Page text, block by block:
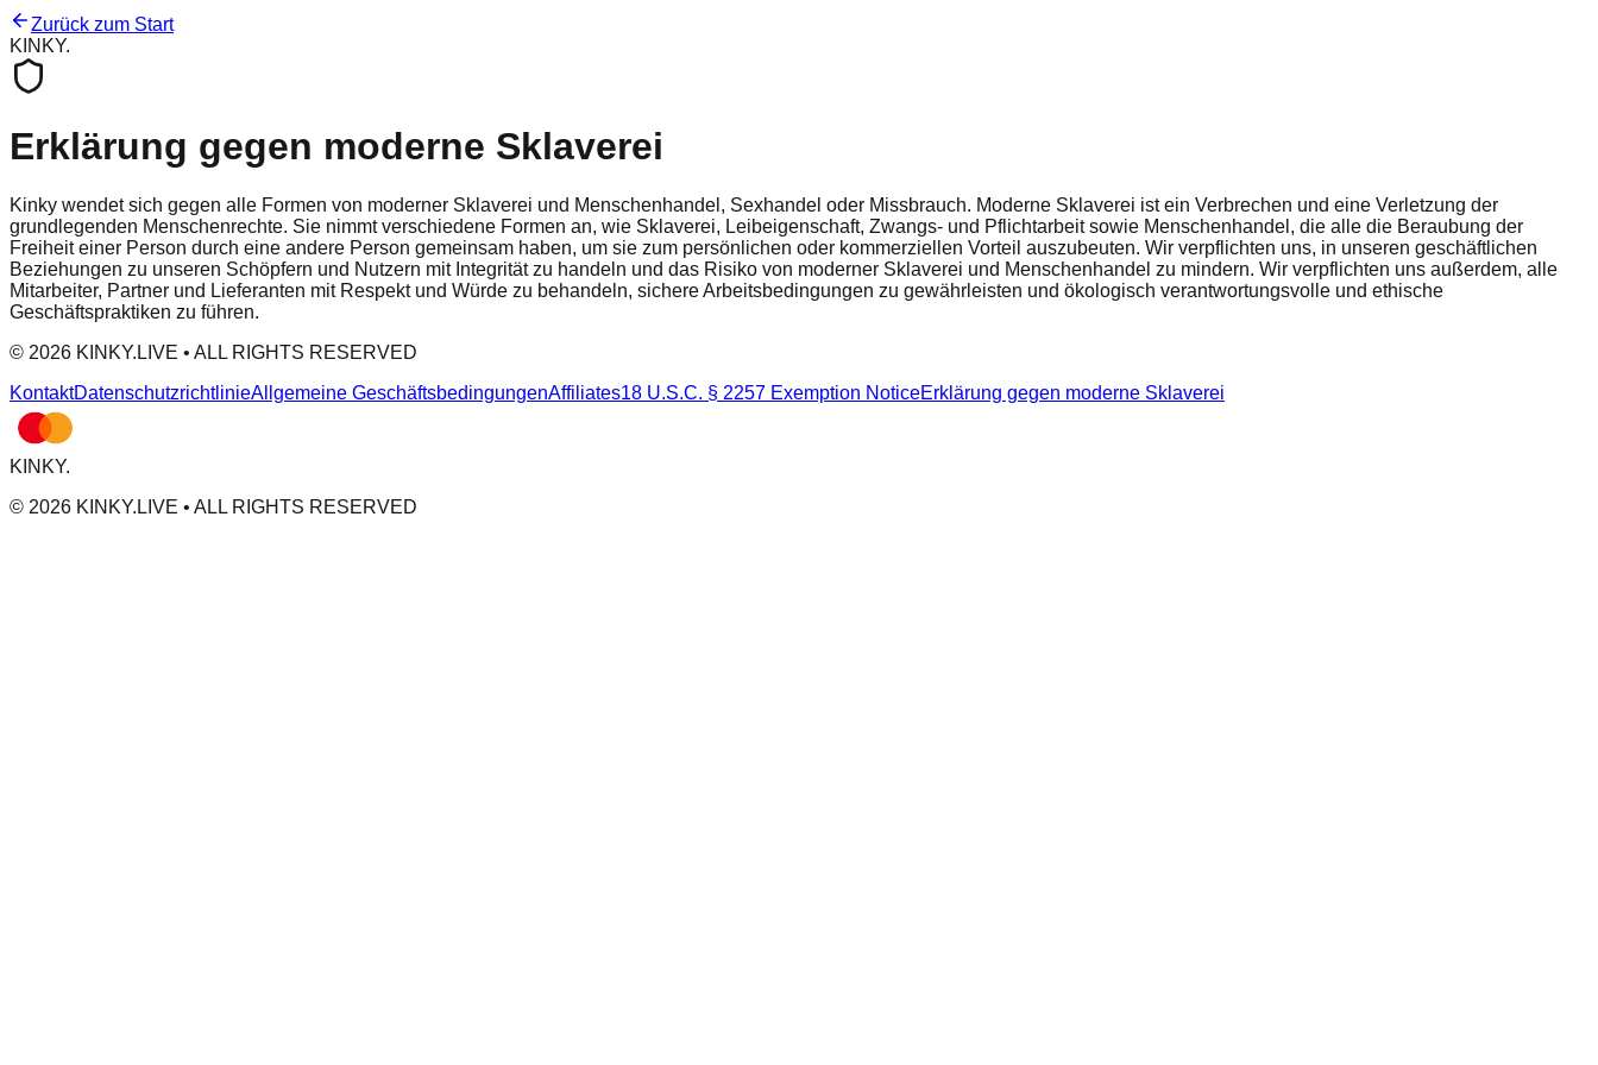
Zurück zum Start
KINKY.
Erklärung gegen moderne Sklaverei
Kinky wendet sich gegen alle Formen von moderner Sklaverei und Menschenhandel, Sexhandel oder Missbrauch. Moderne Sklaverei ist ein Verbrechen und eine Verletzung der
grundlegenden Menschenrechte. Sie nimmt verschiedene Formen an, wie Sklaverei, Leibeigenschaft, Zwangs- und Pflichtarbeit sowie Menschenhandel, die alle die Beraubung der
Freiheit einer Person durch eine andere Person gemeinsam haben, um sie zum persönlichen oder kommerziellen Vorteil auszubeuten. Wir verpflichten uns, in unseren geschäftlichen
Beziehungen zu unseren Schöpfern und Nutzern mit Integrität zu handeln und das Risiko von moderner Sklaverei und Menschenhandel zu mindern. Wir verpflichten uns außerdem, alle
Mitarbeiter, Partner und Lieferanten mit Respekt und Würde zu behandeln, sichere Arbeitsbedingungen zu gewährleisten und ökologisch verantwortungsvolle und ethische
Geschäftspraktiken zu führen.
© 2026 KINKY.LIVE • ALL RIGHTS RESERVED
KontaktDatenschutzrichtlinieAllgemeine GeschäftsbedingungenAffiliates18 U.S.C. § 2257 Exemption NoticeErklärung gegen moderne Sklaverei
KINKY.
© 2026 KINKY.LIVE • ALL RIGHTS RESERVED